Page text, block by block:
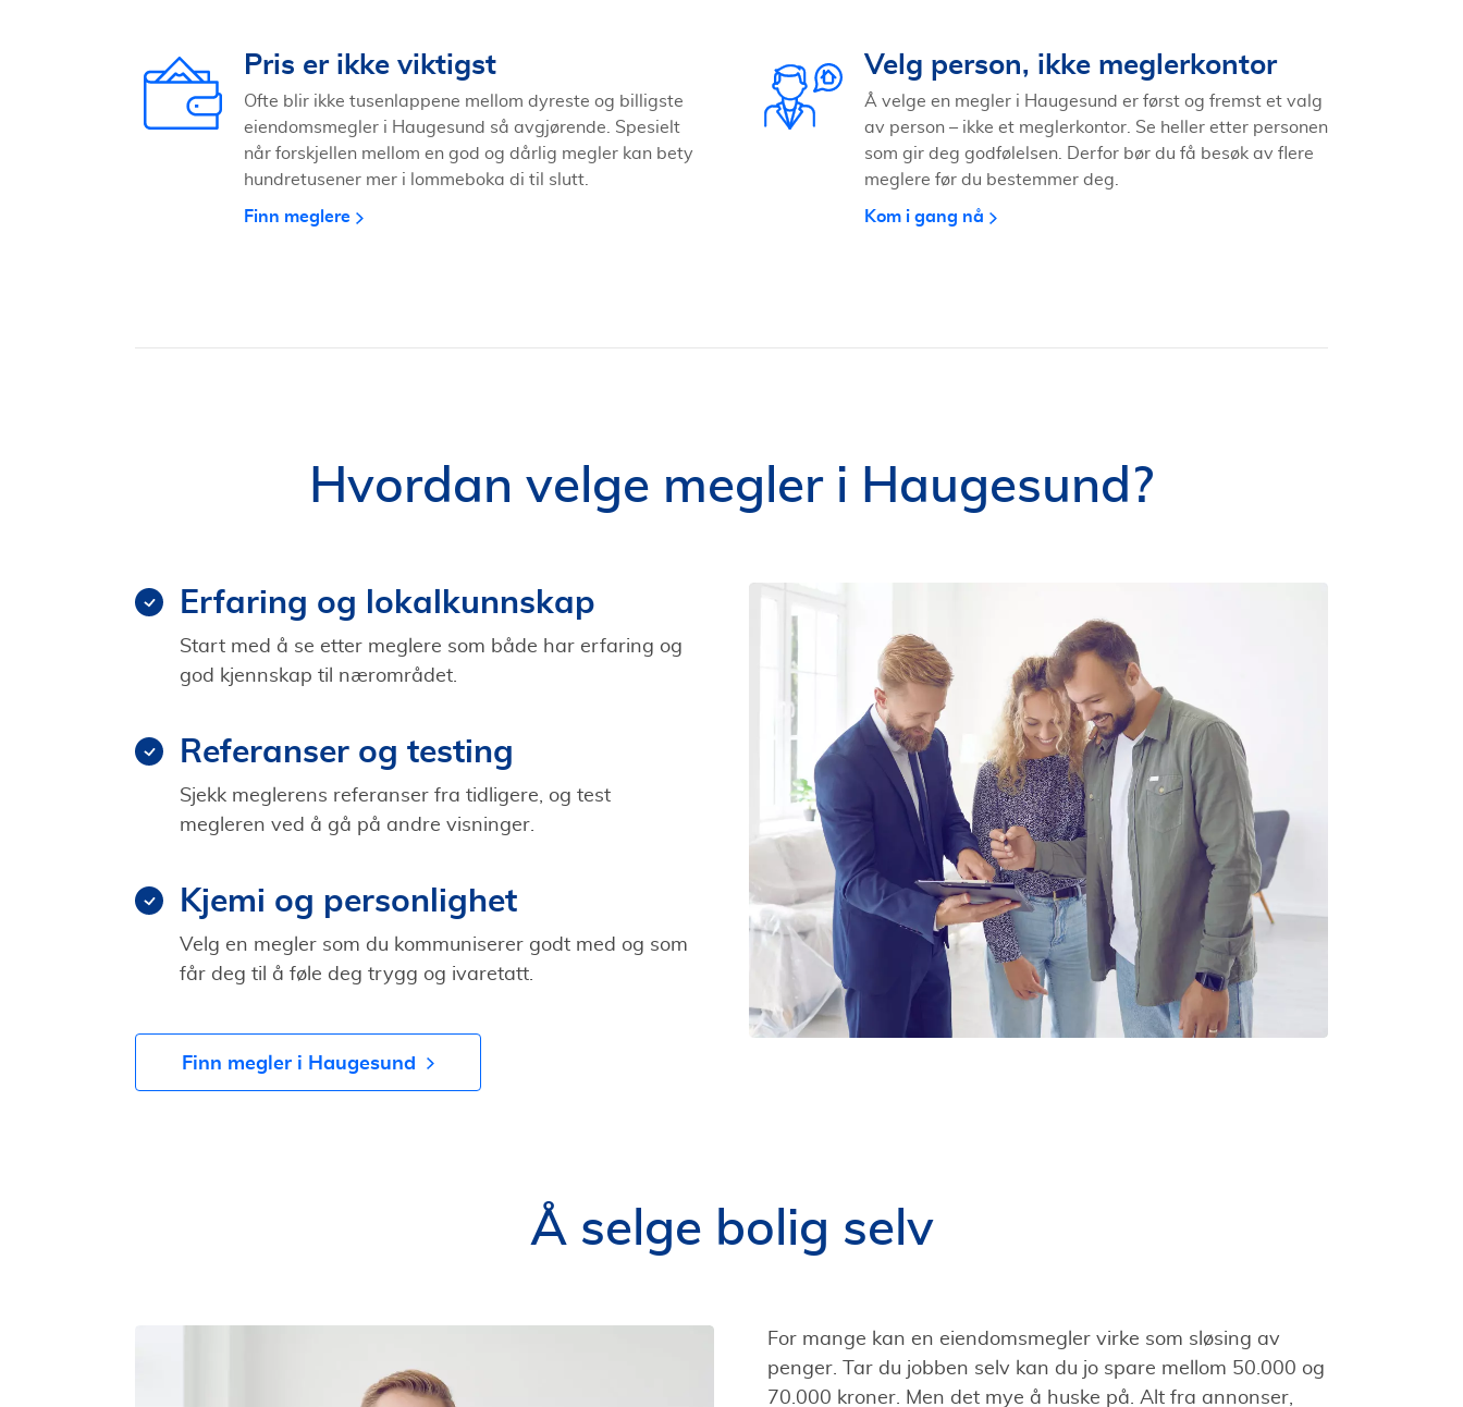
Pris er ikke viktigst
Ofte blir ikke tusenlappene mellom dyreste og billigste
eiendomsmegler i Haugesund så avgjørende. Spesielt
når forskjellen mellom en god og dårlig megler kan bety
hundretusener mer i lommeboka di til slutt.
Finn meglere
Velg person, ikke meglerkontor
Å velge en megler i Haugesund er først og fremst et valg
av person – ikke et meglerkontor. Se heller etter personen
som gir deg godfølelsen. Derfor bør du få besøk av flere
meglere før du bestemmer deg.
Kom i gang nå
Hvordan velge megler i Haugesund?
Erfaring og lokalkunnskap
Start med å se etter meglere som både har erfaring og
god kjennskap til nærområdet.
Referanser og testing
Sjekk meglerens referanser fra tidligere, og test
megleren ved å gå på andre visninger.
Kjemi og personlighet
Velg en megler som du kommuniserer godt med og som
får deg til å føle deg trygg og ivaretatt.
Finn megler i Haugesund
Å selge bolig selv
For mange kan en eiendomsmegler virke som sløsing av
penger. Tar du jobben selv kan du jo spare mellom 50.000 og
70.000 kroner. Men det mye å huske på. Alt fra annonser,